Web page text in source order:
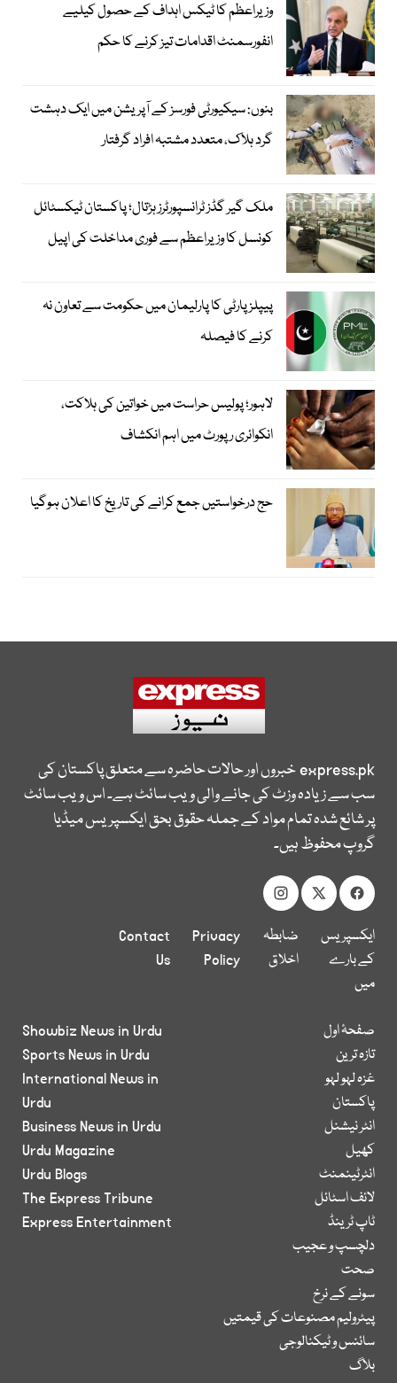
وزیراعظم کا ٹیکس اہداف کے حصول کیلیے
انفورسمنٹ اقدامات تیز کرنے کا حکم
بنوں: سیکیورٹی فورسز کے آپریشن میں ایک دہشت
گرد ہلاک، متعدد مشتبہ افراد گرفتار
ملک گیر گڈز ٹرانسپورٹرز ہڑتال؛ پاکستان ٹیکسٹائل
کونسل کا وزیراعظم سے فوری مداخلت کی اپیل
پیپلزپارٹی کا پارلیمان میں حکومت سے تعاون نہ
کرنے کا فیصلہ
لاہور؛ پولیس حراست میں خواتین کی ہلاکت،
انکوائری رپورٹ میں اہم انکشاف
حج درخواستیں جمع کرانے کی تاریخ کا اعلان ہوگیا
express.pkخبروں اور حالات حاضرہ سے متعلق پاکستان کی
سب سے زیادہ وزٹ کی جانے والی ویب سائٹ ہے۔ اس ویب سائٹ
پر شائع شدہ تمام مواد کے جملہ حقوق بحق ایکسپریس میڈیا
گروپ محفوظ ہیں۔
ایکسپریس
کے بارے
میں
ضابطہ
اخلاق
Privacy
Policy
Contact
Us
صفحۂ اول
تازہ ترین
غزہ لہو لہو
پاکستان
انٹر نیشنل
کھیل
انٹرٹینمنٹ
لائف اسٹائل
ٹاپ ٹرینڈ
دلچسپ و عجیب
صحت
سونے کے نرخ
پیٹرولیم مصنوعات کی قیمتیں
سائنس و ٹیکنالوجی
بلاگ
Showbiz News in Urdu
Sports News in Urdu
International News in
Urdu
Business News in Urdu
Urdu Magazine
Urdu Blogs
The Express Tribune
Express Entertainment